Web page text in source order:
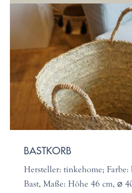
BASTKORB
Hersteller: tinkehome;
Bast, Maße: Höhe 46 cm, ⌀